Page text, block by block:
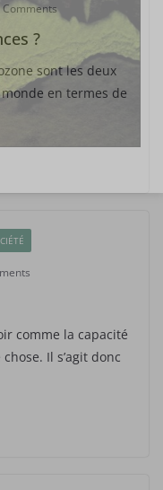
Comments
?
sont les deux
en termes de
comme la capacité
Il s’agit donc